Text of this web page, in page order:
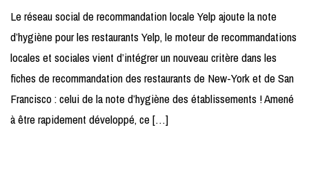
Le réseau social de recommandation locale Yelp ajoute la note
d’hygiène pour les restaurants Yelp, le moteur de recommandations
locales et sociales vient d’intégrer un nouveau critère dans les
fiches de recommandation des restaurants de New-York et de San
Francisco : celui de la note d’hygiène des établissements ! Amené
à être rapidement développé, ce […]